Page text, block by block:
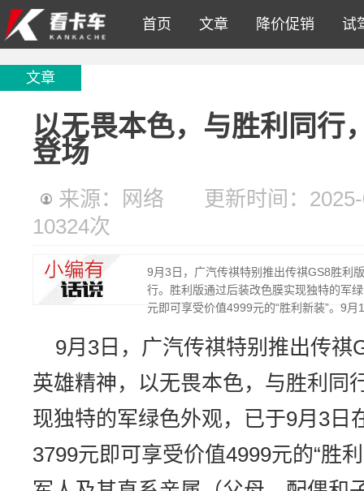
首页 文章 降价促销 试
文章
以无畏本色，与胜利同行
登场
来源：网络
更新时间：
10324次
9月3日，广汽传祺特别推出传祺GS8胜利
行。胜利版通过后装改色膜实现独特的军
元即可享受价值4999元的“胜利新装”。9
9月3日，广汽传祺特别推出传祺
英雄精神，以无畏本色，与胜利同
现独特的军绿色外观，已于9月3日
3799元即可享受价值4999元的“胜